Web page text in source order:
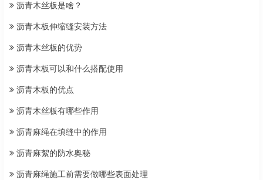
沥青木丝板是啥？
沥青木板伸缩缝安装方法
沥青木丝板的优势
沥青木板可以和什么搭配使用
沥青木板的优点
沥青木丝板有哪些作用
沥青麻绳在填缝中的作用
沥青麻絮的防水奥秘
沥青麻绳施工前需要做哪些表面处理